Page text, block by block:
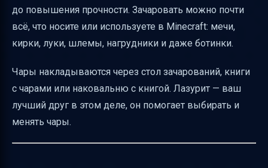
снятию чар
Частые ошибки и как их избежать
Различия между версиями Minecraft
Таблица сравнения способов снятия чар
Полезные ссылки
до повышения прочности. Зачаровать можно почти
всё, что носите или используете в Minecraft: мечи,
кирки, луки, шлемы, нагрудники и даже ботинки.
Чары накладываются через стол зачарований, книги
с чарами или наковальню с книгой. Лазурит — ваш
лучший друг в этом деле, он помогает выбирать и
менять чары.